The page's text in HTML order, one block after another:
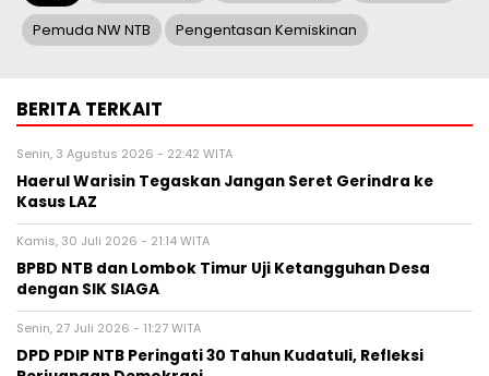
Pemuda NW NTB Pengentasan Kemiskinan
BERITA TERKAIT
Senin, 3 Agustus 2026 - 22:42 WITA
Haerul Warisin Tegaskan Jangan Seret Gerindra ke
Kasus LAZ
Kamis, 30 Juli 2026 - 21:14 WITA
BPBD NTB dan Lombok Timur Uji Ketangguhan Desa
dengan SIK SIAGA
Senin, 27 Juli 2026 - 11:27 WITA
DPD PDIP NTB Peringati 30 Tahun Kudatuli, Refleksi